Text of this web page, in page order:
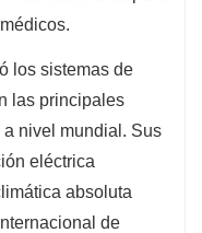
los sistemas de
las principales
nivel mundial. Sus
eléctrica
absoluta
de